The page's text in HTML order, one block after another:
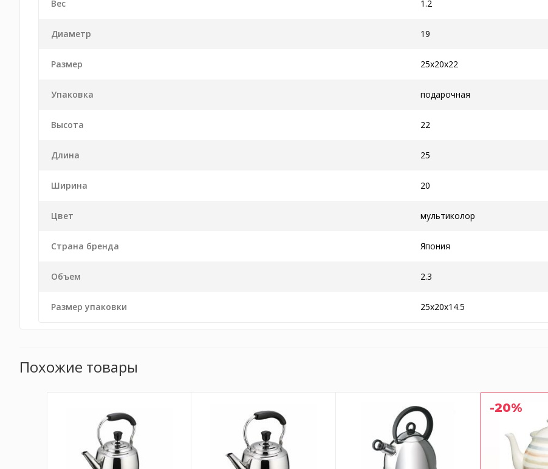
Вес 1.2
Диаметр 19
Размер 25x20x22
Упаковка подарочная
Высота 22
Длина 25
Ширина 20
Цвет мультиколор
Страна бренда Япония
Объем 2.3
Размер упаковки 25x20x14.5
Похожие товары
-20%